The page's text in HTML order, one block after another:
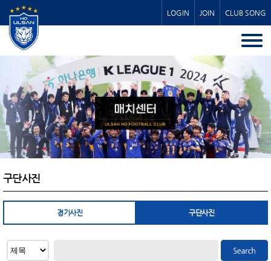
LOGIN JOIN CLUB SONG
구단사진
경기사진 구단사진